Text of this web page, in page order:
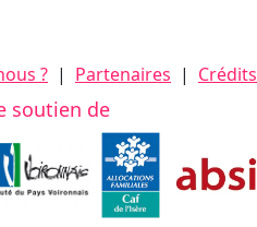
? | Partenaires | Crédits
soutien de